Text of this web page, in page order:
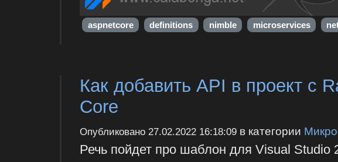
aspnetcore definitions nimble microservices
Как добавить API в проект с
Core
Опубликовано 27.02.2022 16:18:09в категории
Речь пойдет про шаблон для Visual Studio